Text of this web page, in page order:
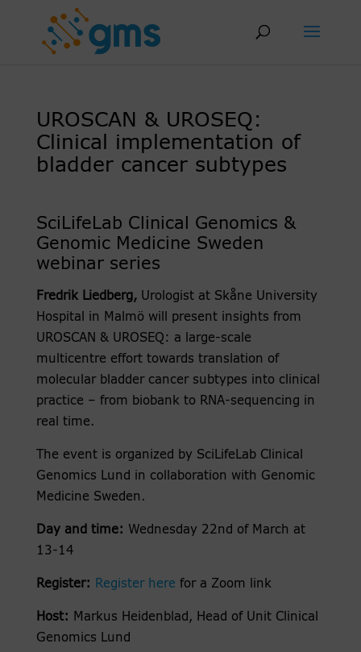
UROSCAN & UROSEQ:
Clinical implementation of
bladder cancer subtypes
SciLifeLab Clinical Genomics &
Genomic Medicine Sweden
webinar series
Fredrik Liedberg, Urologist at Skåne University
Hospital in Malmö will present insights from
UROSCAN & UROSEQ: a large-scale
multicentre effort towards translation of
molecular bladder cancer subtypes into clinical
practice – from biobank to RNA-sequencing in
real time.
The event is organized by SciLifeLab Clinical
Genomics Lund in collaboration with Genomic
Medicine Sweden.
Day and time: Wednesday 22nd of March at
13-14
Register: Register here for a Zoom link
Host:
Markus Heidenblad, Head of Unit Clinical
Genomics Lund